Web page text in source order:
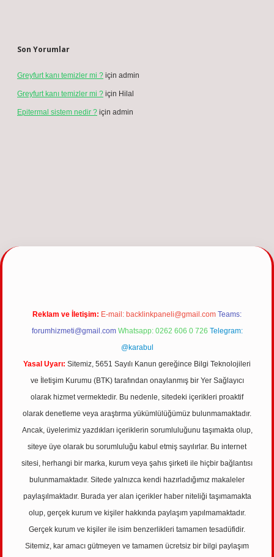
Son Yorumlar
Greyfurt kanı temizler mi ? için admin
Greyfurt kanı temizler mi ? için Hilal
Epitermal sistem nedir ? için admin
giriş
Reklam ve İletişim: E-mail: backlinkpaneli@gmail.com Teams:
forumhizmeti@gmail.com Whatsapp: 0262 606 0 726 Telegram:
@karabul
Yasal Uyarı: Sitemiz, 5651 Sayılı Kanun gereğince Bilgi Teknolojileri
ve İletişim Kurumu (BTK) tarafından onaylanmış bir Yer Sağlayıcı
olarak hizmet vermektedir. Bu nedenle, sitedeki içerikleri proaktif
olarak denetleme veya araştırma yükümlülüğümüz bulunmamaktadır.
Ancak, üyelerimiz yazdıkları içeriklerin sorumluluğunu taşımakta olup,
siteye üye olarak bu sorumluluğu kabul etmiş sayılırlar. Bu internet
sitesi, herhangi bir marka, kurum veya şahıs şirketi ile hiçbir bağlantısı
bulunmamaktadır. Sitede yalnızca kendi hazırladığımız makaleler
paylaşılmaktadır. Burada yer alan içerikler haber niteliği taşımamakta
olup, gerçek kurum ve kişiler hakkında paylaşım yapılmamaktadır.
Gerçek kurum ve kişiler ile isim benzerlikleri tamamen tesadüfidir.
Sitemiz, kar amacı gütmeyen ve tamamen ücretsiz bir bilgi paylaşım